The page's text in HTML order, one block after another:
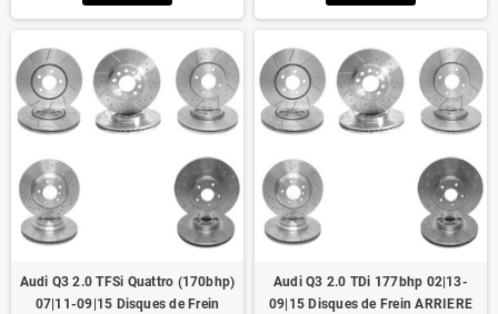
Audi Q3 2.0 TFSi Quattro (170bhp)
07|11-09|15 Disques de Frein
Audi Q3 2.0 TDi 177bhp 02|13-
09|15 Disques de Frein ARRIERE